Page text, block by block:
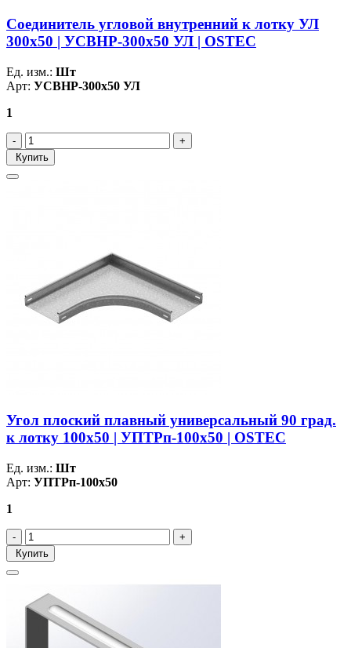
Соединитель угловой внутренний к лотку УЛ
300х50 | УСВНР-300х50 УЛ | OSTEC
Ед. изм.: Шт
Арт: УСВНР-300х50 УЛ
1
Купить
Угол плоский плавный универсальный 90 град.
к лотку 100х50 | УПТРп-100х50 | OSTEC
Ед. изм.: Шт
Арт: УПТРп-100х50
1
Купить